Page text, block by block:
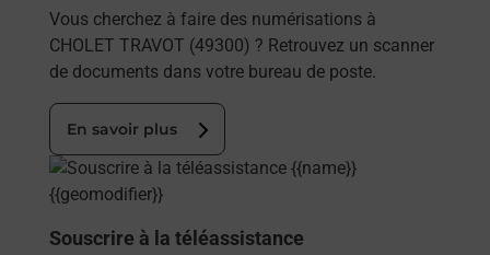
Vous cherchez à faire des numérisations à
CHOLET TRAVOT (49300) ? Retrouvez un scanner
de documents dans votre bureau de poste.
En savoir plus
En savoir plus
Souscrire à la téléassistance